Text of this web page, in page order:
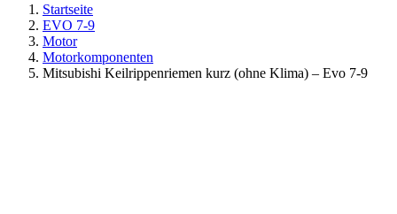
Startseite
EVO 7-9
Motor
Motorkomponenten
Mitsubishi Keilrippenriemen kurz (ohne Klima) – Evo 7-9